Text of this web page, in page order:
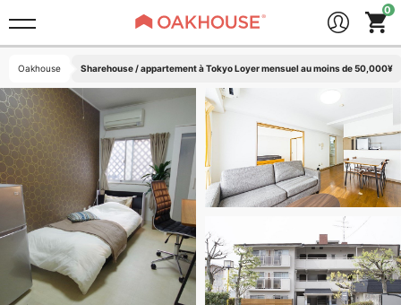
Oakhouse Sharehouse / appartement à Tokyo Loyer mensuel au moins de 50,000¥